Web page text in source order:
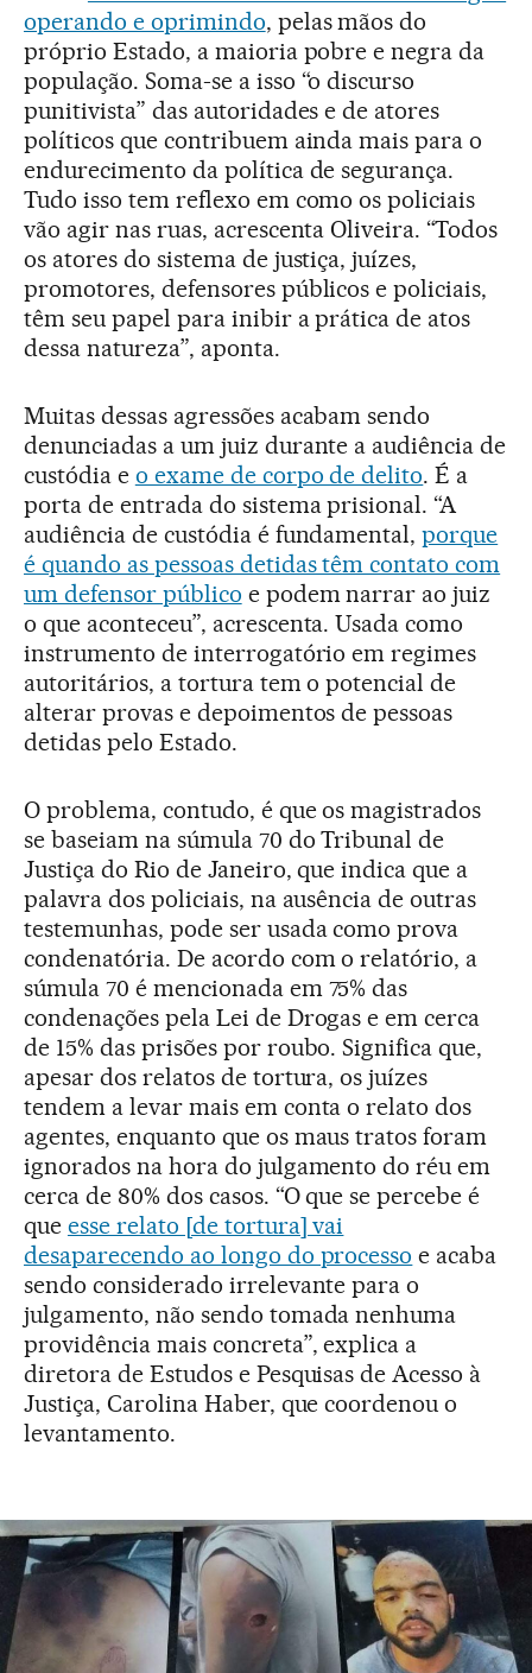
operando e oprimindo, pelas mãos do
próprio Estado, a maioria pobre e negra da
população. Soma-se a isso “o discurso
punitivista” das autoridades e de atores
políticos que contribuem ainda mais para o
endurecimento da política de segurança.
Tudo isso tem reflexo em como os policiais
vão agir nas ruas, acrescenta Oliveira. “Todos
os atores do sistema de justiça, juízes,
promotores, defensores públicos e policiais,
têm seu papel para inibir a prática de atos
dessa natureza”, aponta.
Muitas dessas agressões acabam sendo
denunciadas a um juiz durante a audiência de
custódia e o exame de corpo de delito. É a
porta de entrada do sistema prisional. “A
audiência de custódia é fundamental,porque
é quando as pessoas detidas têm contato com
um defensor público e podem narrar ao juiz
o que aconteceu”, acrescenta. Usada como
instrumento de interrogatório em regimes
autoritários, a tortura tem o potencial de
alterar provas e depoimentos de pessoas
detidas pelo Estado.
O problema, contudo, é que os magistrados
se baseiam na súmula 70 do Tribunal de
Justiça do Rio de Janeiro, que indica que a
palavra dos policiais, na ausência de outras
testemunhas, pode ser usada como prova
condenatória. De acordo com o relatório, a
súmula 70 é mencionada em 75% das
condenações pela Lei de Drogas e em cerca
de 15% das prisões por roubo. Significa que,
apesar dos relatos de tortura, os juízes
tendem a levar mais em conta o relato dos
agentes, enquanto que os maus tratos foram
ignorados na hora do julgamento do réu em
cerca de 80% dos casos. “O que se percebe é
que esse relato [de tortura] vai
desaparecendo ao longo do processo e acaba
sendo considerado irrelevante para o
julgamento, não sendo tomada nenhuma
providência mais concreta”, explica a
diretora de Estudos e Pesquisas de Acesso à
Justiça, Carolina Haber, que coordenou o
levantamento.